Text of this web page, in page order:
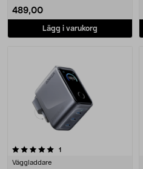
489,00
Lägg i varukorg
1
Väggladdare
0.0 av 5 stjärnor